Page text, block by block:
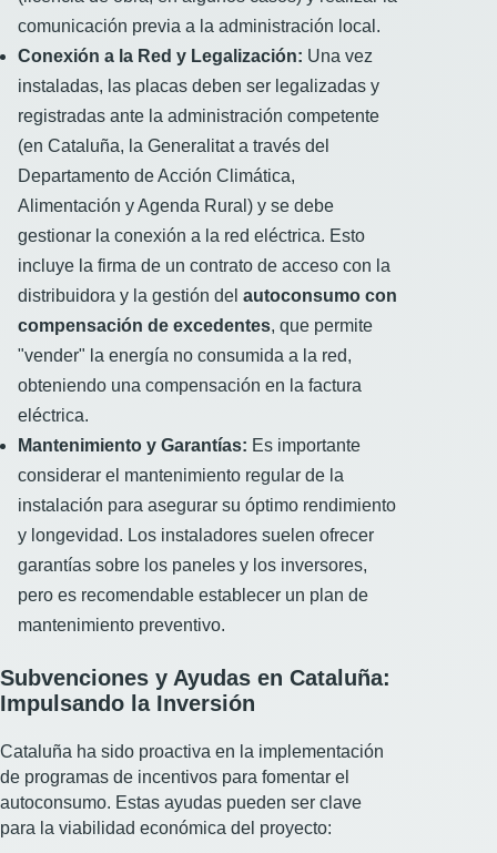
comunicación previa a la administración local.
Conexión a la Red y Legalización: Una vez
instaladas, las placas deben ser legalizadas y
registradas ante la administración competente
(en Cataluña, la Generalitat a través del
Departamento de Acción Climática,
Alimentación y Agenda Rural) y se debe
gestionar la conexión a la red eléctrica. Esto
incluye la firma de un contrato de acceso con la
distribuidora y la gestión del autoconsumo con
compensación de excedentes, que permite
"vender" la energía no consumida a la red,
obteniendo una compensación en la factura
eléctrica.
Mantenimiento y Garantías: Es importante
considerar el mantenimiento regular de la
instalación para asegurar su óptimo rendimiento
y longevidad. Los instaladores suelen ofrecer
garantías sobre los paneles y los inversores,
pero es recomendable establecer un plan de
mantenimiento preventivo.
Subvenciones y Ayudas en Cataluña:
Impulsando la Inversión
Cataluña ha sido proactiva en la implementación
de programas de incentivos para fomentar el
autoconsumo. Estas ayudas pueden ser clave
para la viabilidad económica del proyecto: